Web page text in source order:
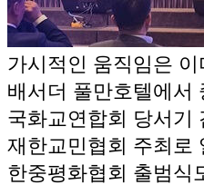
가시적인 움직임은
배서더 풀만호텔에서
국화교연합회 당서기
재한교민협회 주최로
한중평화협회 출범식